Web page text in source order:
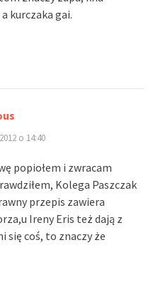
kurczaka gai.
o 14:40
popiołem i zwracam
Kolega Paszczak
przepis zawiera
Ireny Eris też dają z
się coś, to znaczy że